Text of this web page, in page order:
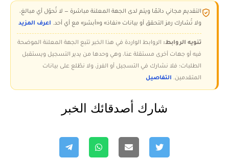
التقديم مجاني دائمًا ويتم لدى الجهة المعلنة مباشرة — لا تُحوّل أي مبالغ،
ولا تُشارك رمز التحقق أو بيانات «نفاذ» و«أبشر» مع أي أحد. اعرف المزيد
تنويه الروابط: الروابط الواردة في هذا الخبر تتبع الجهة المعلنة الموضحة
فيه أو جهات أخرى مستقلة عنا، وهي وحدها من يدير التسجيل ويستقبل
الطلبات؛ فلا نشارك في التسجيل أو الفرز، ولا نطّلع على بيانات
المتقدمين. التفاصيل
شارك أصدقائك الخبر